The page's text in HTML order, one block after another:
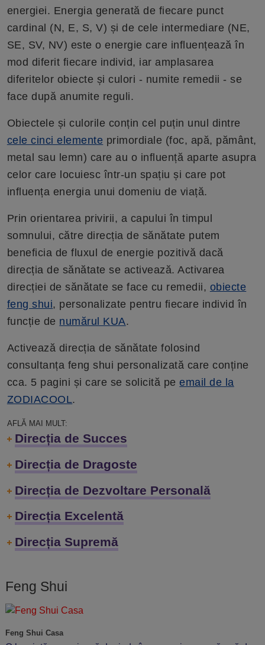
energiei. Energia generată de fiecare punct
cardinal (N, E, S, V) și de cele intermediare (NE,
SE, SV, NV) este o energie care influențează în
mod diferit fiecare individ, iar amplasarea
diferitelor obiecte și culori - numite remedii - se
face după anumite reguli.
Obiectele și culorile conțin cel puțin unul dintre
cele cinci elemente primordiale (foc, apă, pământ,
metal sau lemn) care au o influență aparte asupra
celor care locuiesc într-un spațiu și care pot
influența energia unui domeniu de viață.
Prin orientarea privirii, a capului în timpul
somnului, către direcția de sănătate putem
beneficia de fluxul de energie pozitivă dacă
direcția de sănătate se activează. Activarea
direcției de sănătate se face cu remedii, obiecte
feng shui, personalizate pentru fiecare individ în
funcție de numărul KUA.
Activează direcția de sănătate folosind
consultanța feng shui personalizată care conține
cca. 5 pagini și care se solicită peemail de la
ZODIACOOL.
AFLĂ MAI MULT:
Direcția de Succes
Direcția de Dragoste
Direcția de Dezvoltare Personală
Direcția Excelentă
Direcția Supremă
Feng Shui
Feng Shui Casa